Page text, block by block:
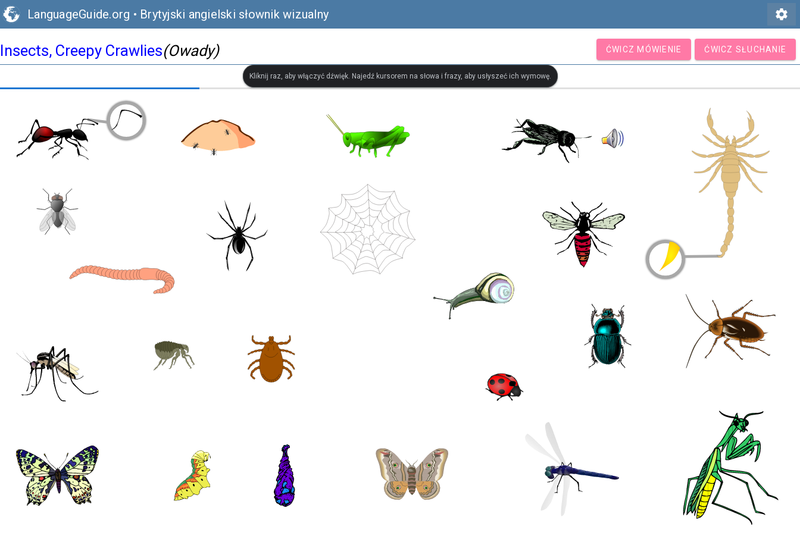
LanguageGuide.org • Brytyjski angielski słownik wizualny settings
Insects, Creepy Crawlies(Owady) ĆWICZ MÓWIENIE ĆWICZ SŁUCHANIE
Kliknij raz, aby włączyć dźwięk. Najedź kursorem na słowa i frazy, aby usłyszeć ich wymowę.